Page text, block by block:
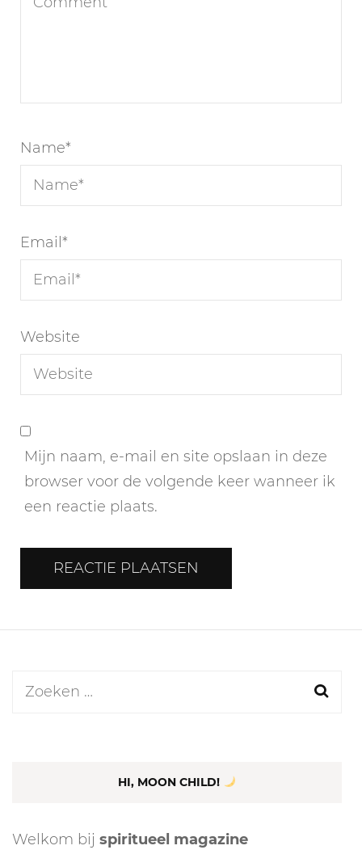
Name*
Email *
Website
Mijn naam, e-mail en site opslaan in deze
browser voor de volgende keer wanneer ik
een reactie plaats.
Zoeken
HI, MOON CHILD!
Welkom bij spiritueel magazine